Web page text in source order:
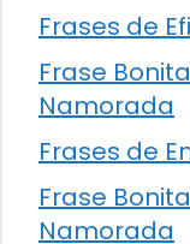
Frases de
Frase
Namorada
Frases de
Frase
Namorada